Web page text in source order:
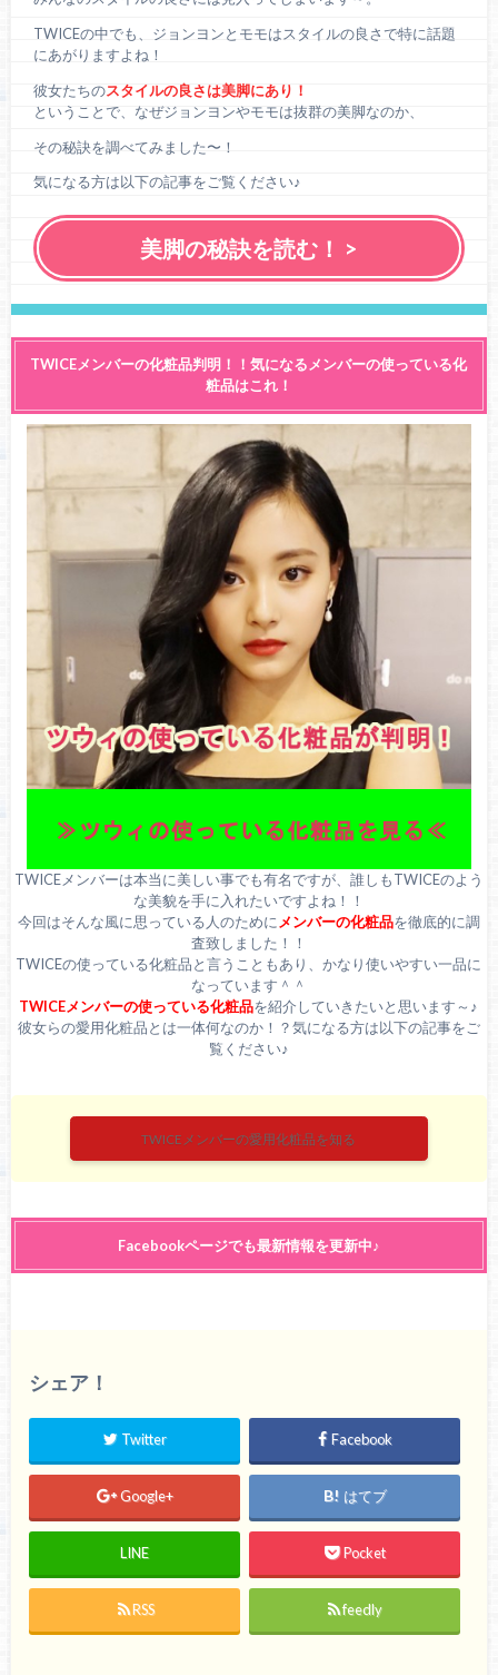
TWICEの中でも、ジョンヨンとモモはスタイルの良さで特に話題
にあがりますよね！
彼女たちのスタイルの良さは美脚にあり！
ということで、なぜジョンヨンやモモは抜群の美脚なのか、
その秘訣を調べてみました〜！
気になる方は以下の記事をご覧ください♪
美脚の秘訣を読む！ >
TWICEメンバーの化粧品判明！！気になるメンバーの使っている化
粧品はこれ！
TWICEメンバーは本当に美しい事でも有名ですが、誰しもTWICEのよう
な美貌を手に入れたいですよね！！
今回はそんな風に思っている人のためにメンバーの化粧品を徹底的に調
査致しました！！
TWICEの使っている化粧品と言うこともあり、かなり使いやすい一品に
なっています＾＾
TWICEメンバーの使っている化粧品を紹介していきたいと思います～♪
彼女らの愛用化粧品とは一体何なのか！？気になる方は以下の記事をご
覧ください♪
TWICEメンバーの愛用化粧品を知る
Facebookページでも最新情報を更新中♪
シェア！
Twitter Facebook
Google+ はてブ
LINE Pocket
RSS feedly